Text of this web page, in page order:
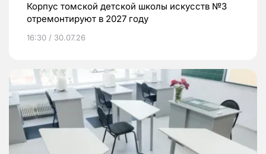
Корпус томской детской школы искусств №3
отремонтируют в 2027 году
16:30 / 30.07.26